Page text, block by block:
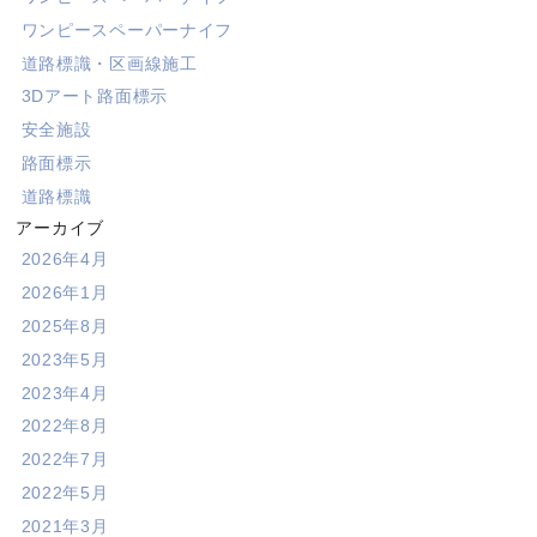
ワンピースペーパーナイフ
道路標識・区画線施工
3Dアート路面標示
安全施設
路面標示
道路標識
アーカイブ
2026年4月
2026年1月
2025年8月
2023年5月
2023年4月
2022年8月
2022年7月
2022年5月
2021年3月